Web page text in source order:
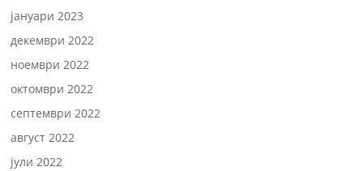
јануари 2023
декември 2022
ноември 2022
октомври 2022
септември 2022
август 2022
јули 2022